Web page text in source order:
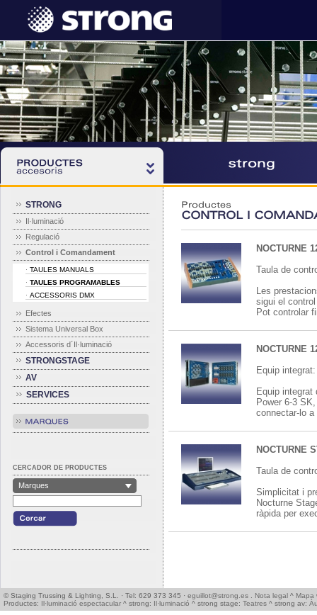
STRONG
Il·luminació
Regulació
Control i Comandament
· TAULES MANUALS
· TAULES PROGRAMABLES
· ACCESSORIS DMX
Efectes
Sistema Universal Box
Accessoris d´Il·luminació
STRONGSTAGE
AV
SERVICES
CERCADOR DE PRODUCTES
Marques
Productes
CONTROL I
NOCTURNE
Taula de
Les
sigui el
Pot controlar
NOCTURNE
Equip
Equip integrat
Power 6-3
connectar-lo
NOCTURNE
Taula de
Simplicitat i
Nocturne
ràpida per
© Staging Trussing & Lighting, S.L. · Tel: 629 373 345 · eguillot@strong.es Nota legal ^ Mapa
Productes: Il·luminació espectacular ^ strong: Il·luminació ^ strong stage: Teatres ^ strong av: